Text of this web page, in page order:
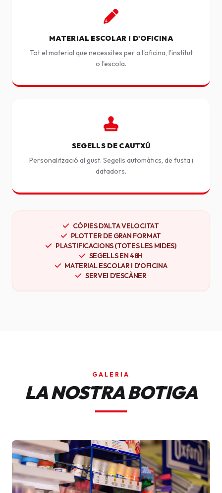
MATERIAL ESCOLAR I D'OFICINA
Tot el material que necessites per a l'oficina, l'institut
o l'escola.
SEGELLS DE CAUTXÚ
Personalització al gust. Segells automàtics, de fusta i
datadors.
CÒPIES D'ALTA VELOCITAT
PLOTTER DE GRAN FORMAT
PLASTIFICACIONS (TOTES LES MIDES)
SEGELLS EN 48H
MATERIAL ESCOLAR I D'OFICINA
SERVEI D'ESCÀNER
GALERIA
LA NOSTRA BOTIGA